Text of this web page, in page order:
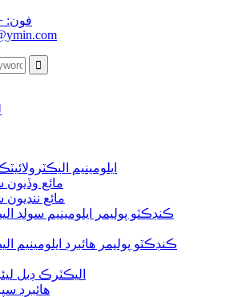
فون: +86
ايلومينيم
مائع وڏيون
مائع
ڪنڊڪٽو پوليمر ايلومينيم سولڊ
ڪنڊڪٽو پوليمر هائبرڊ ايلومينيم
اليڪٽرڪ ڊبل
هائبرڊ